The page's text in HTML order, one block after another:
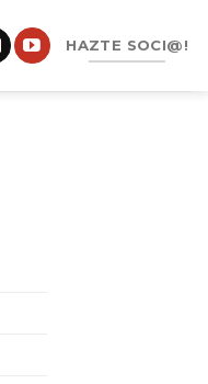
HAZTE SOCI@!